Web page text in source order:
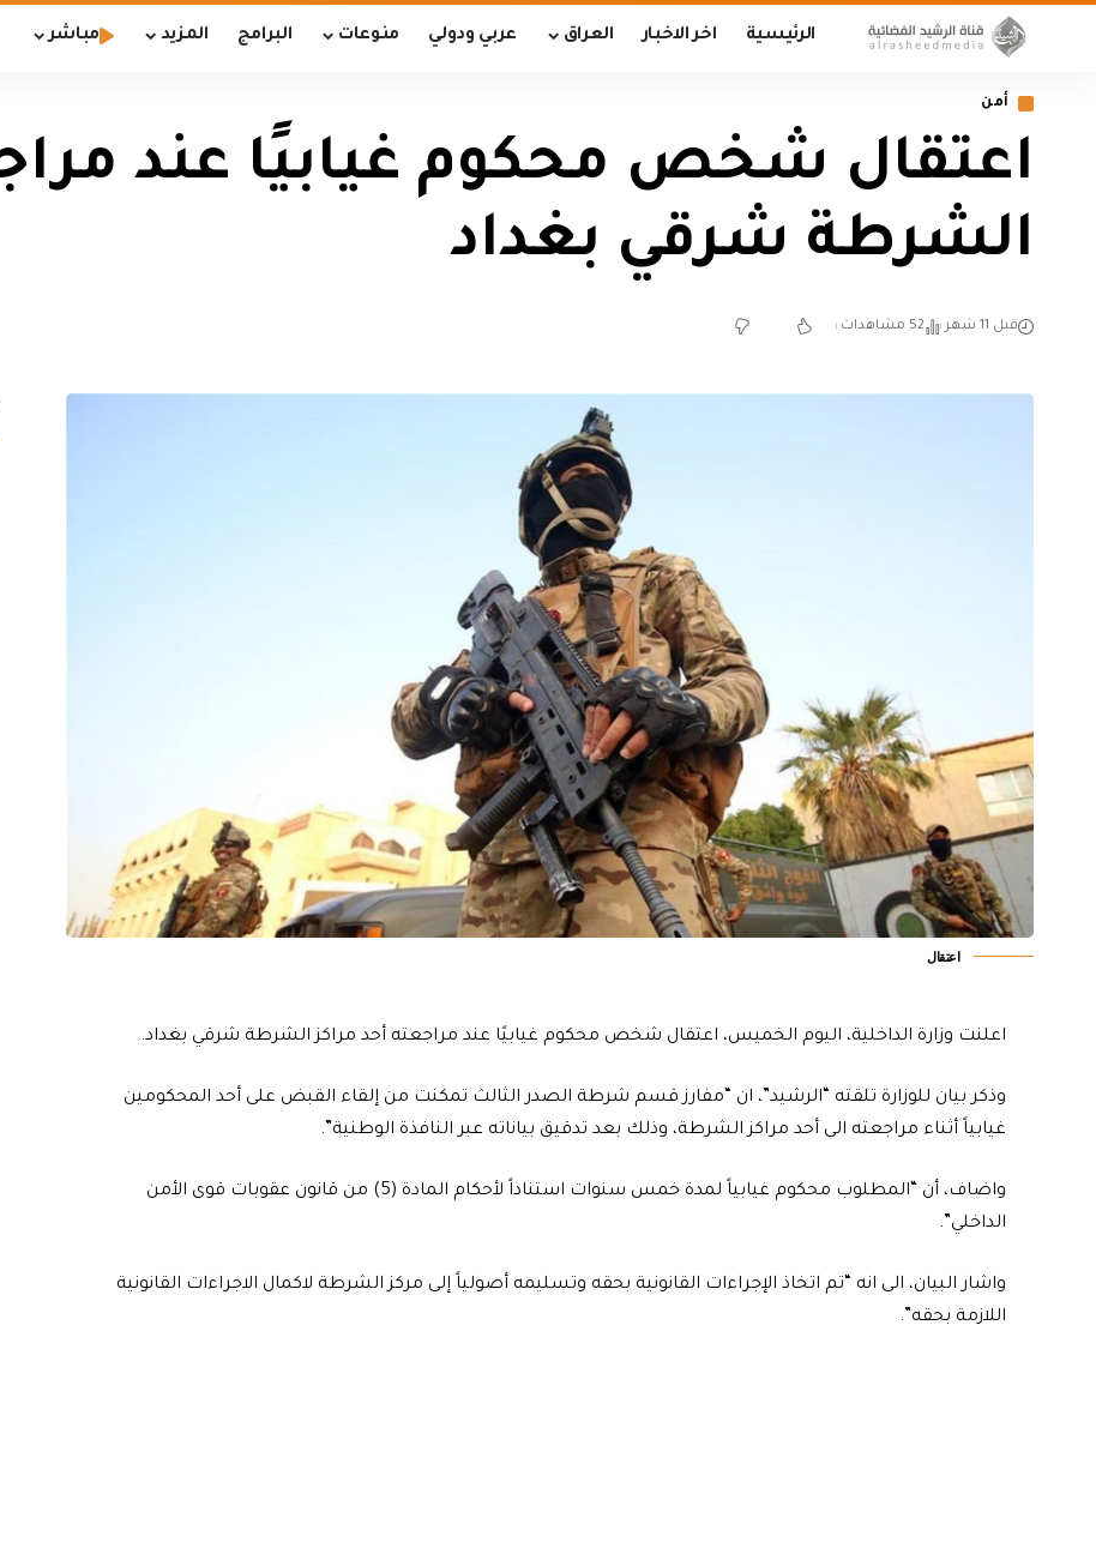
الرئيسية اخر الاخبار العراق عربي ودولي منوعات البرامج المزيد مباشر
أمن
اعتقال شخص محكوم غيابيًا عند
الشرطة شرقي بغداد
قبل 11 شهر 52 مشاهدات
اعتقال
اعلنت وزارة الداخلية، اليوم الخميس، اعتقال شخص محكوم غيابيًا عند مراجعته أحد مراكز الشرطة شرقي بغداد.
وذكر بيان للوزارة تلقته “الرشيد”، ان “مفارز قسم شرطة الصدر الثالث تمكنت من إلقاء القبض على أحد المحكومين
غيابياً أثناء مراجعته الى أحد مراكز الشرطة، وذلك بعد تدقيق بياناته عبر النافذة الوطنية”.
واضاف، أن “المطلوب محكوم غيابياً لمدة خمس سنوات استناداً لأحكام المادة (5) من قانون عقوبات قوى الأمن
الداخلي”.
واشار البيان، الى انه “تم اتخاذ الإجراءات القانونية بحقه وتسليمه أصولياً إلى مركز الشرطة لاكمال الاجراءات القانونية
اللازمة بحقه”.